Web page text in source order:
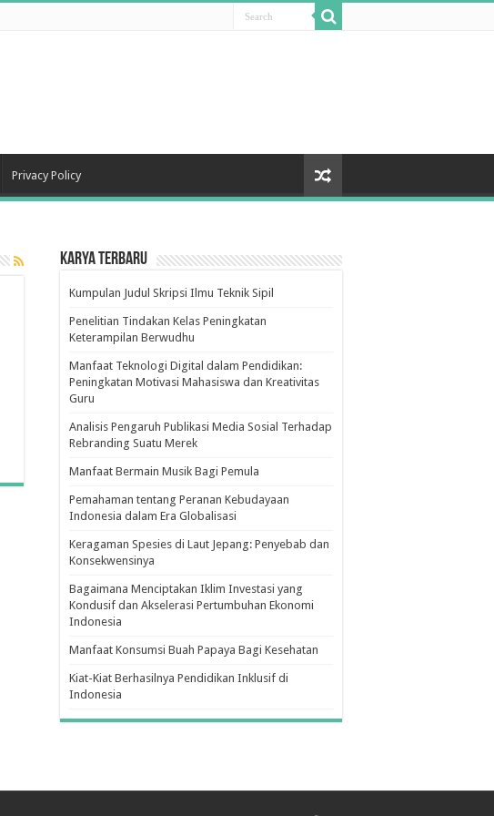
Privacy Policy
Karya Terbaru
Kumpulan Judul Skripsi Ilmu Teknik Sipil
Penelitian Tindakan Kelas Peningkatan
Keterampilan Berwudhu
Manfaat Teknologi Digital dalam Pendidikan:
Peningkatan Motivasi Mahasiswa dan Kreativitas
Guru
Analisis Pengaruh Publikasi Media Sosial Terhadap
Rebranding Suatu Merek
Manfaat Bermain Musik Bagi Pemula
Pemahaman tentang Peranan Kebudayaan
Indonesia dalam Era Globalisasi
Keragaman Spesies di Laut Jepang: Penyebab dan
Konsekwensinya
Bagaimana Menciptakan Iklim Investasi yang
Kondusif dan Akselerasi Pertumbuhan Ekonomi
Indonesia
Manfaat Konsumsi Buah Papaya Bagi Kesehatan
Kiat-Kiat Berhasilnya Pendidikan Inklusif di
Indonesia